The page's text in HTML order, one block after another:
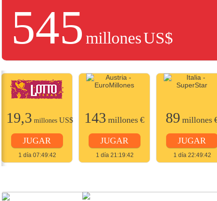
545 millonesUS$
19,3 millones US$
JUGAR
1 día 07:49:42
143 millones €
JUGAR
1 día 21:19:42
89 millones
JUGAR
1 día 22:49:42